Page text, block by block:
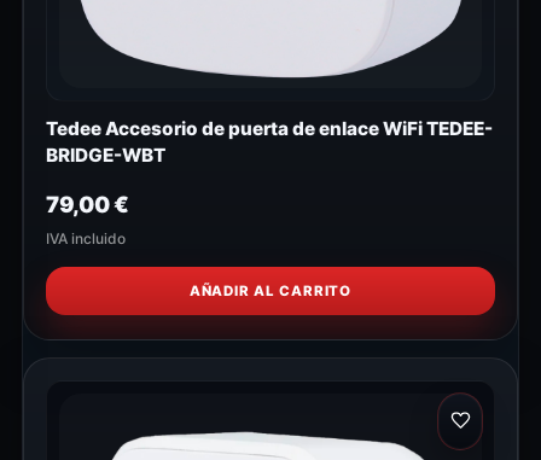
Tedee Accesorio de puerta de enlace WiFi TEDEE-
BRIDGE-WBT
79,00€
IVA incluido
AÑADIR AL CARRITO